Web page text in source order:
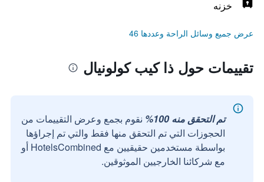
خزنه
عرض جميع وسائل الراحة وعددها 46
تقييمات حول ذا كيب كولونيال
تم التحقق منه 100%
نقوم بجمع وعرض التقييمات من
الحجوزات التي تم التحقق منها فقط والتي تم إجراؤها
بواسطة مستخدمين حقيقيين مع HotelsCombined أو
مع شركائنا الخارجيين الموثوقين.